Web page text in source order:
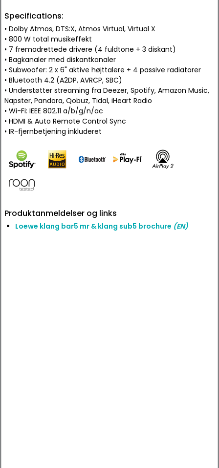
Specifications:
• Dolby Atmos, DTS:X, Atmos Virtual, Virtual X
• 800 W total musikeffekt
• 7 fremadrettede drivere (4 fuldtone + 3 diskant)
• Bagkanaler med diskantkanaler
• Subwoofer: 2 x 6" aktive højttalere + 4 passive radiatorer
• Bluetooth 4.2 (A2DP, AVRCP, SBC)
• Understøtter streaming fra Deezer, Spotify, Amazon Music,
Napster, Pandora, Qobuz, Tidal, iHeart Radio
• Wi-Fi: IEEE 802.11 a/b/g/n/ac
• HDMI & Auto Remote Control Sync
• IR-fjernbetjening inkluderet
Produktanmeldelser og links
Loewe klang bar5 mr & klang sub5 brochure (EN)